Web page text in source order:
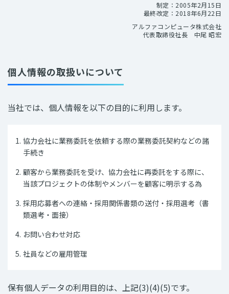
制定：2005年2月15日
最終改定：2018年6月22日
アルファコンピュータ株式会社
代表取締役社長 中尾 昭宏
個人情報の取扱いについて
当社では、個人情報を以下の目的に利用します。
協力会社に業務委託を依頼する際の業務委託契約などの諸
手続き
顧客から業務委託を受け、協力会社に再委託をする際に、
当該プロジェクトの体制やメンバーを顧客に明示する為
採用応募者への連絡・採用関係書類の送付・採用選考（書
類選考・面接）
お問い合わせ対応
社員などの雇用管理
保有個人データの利用目的は、上記(3)(4)(5)です。